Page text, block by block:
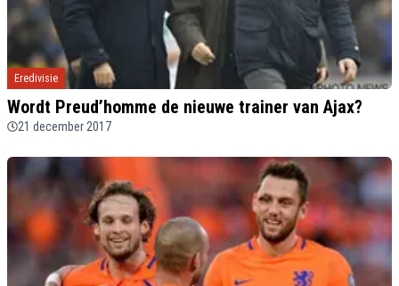
Eredivisie
Wordt Preud’homme de nieuwe trainer van Ajax?
21 december 2017